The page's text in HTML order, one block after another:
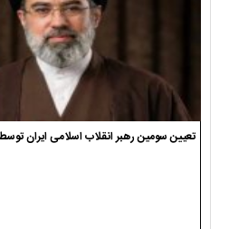
تعیین سومین رهبر انقلاب اسلامی ایران